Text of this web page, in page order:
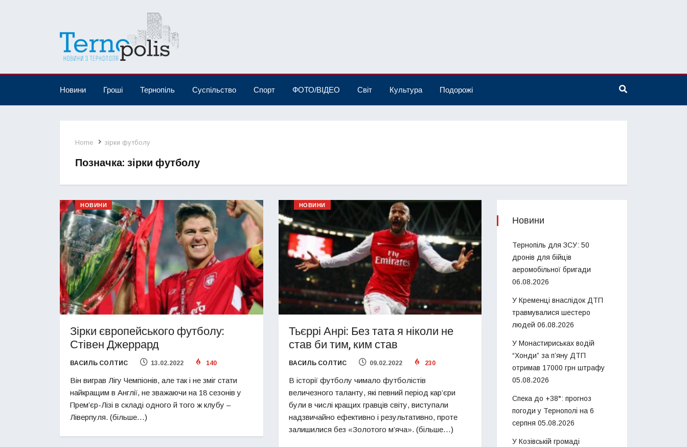
Новини Гроші Тернопіль Суспільство Спорт ФОТО/ВІДЕО Світ Культура Подорожі
Home зірки футболу
Позначка: зірки футболу
НОВИНИ
Зірки європейського футболу:
Стівен Джеррард
ВАСИЛЬ СОЛТИС 13.02.2022 140
Він виграв Лігу Чемпіонів, але так і не зміг стати
найкращим в Англії, не зважаючи на 18 сезонів у
Прем’єр-Лізі в складі одного й того ж клубу –
Ліверпуля. (більше…)
НОВИНИ
Тьєррі Анрі: Без тата я ніколи не
став би тим, ким став
ВАСИЛЬ СОЛТИС 09.02.2022 230
В історії футболу чимало футболістів
величезного таланту, які певний період кар’єри
були в числі кращих гравців світу, виступали
надзвичайно ефективно і результативно, проте
залишилися без «Золотого м’яча». (більше…)
Новини
Тернопіль для ЗСУ: 50
дронів для бійців
аеромобільної бригади
06.08.2026
У Кременці внаслідок ДТП
травмувалися шестеро
людей 06.08.2026
У Монастириськах водій
“Хонди” за п’яну ДТП
отримав 17000 грн штрафу
05.08.2026
Спека до +38°: прогноз
погоди у Тернополі на 6
серпня 05.08.2026
У Козівській громаді